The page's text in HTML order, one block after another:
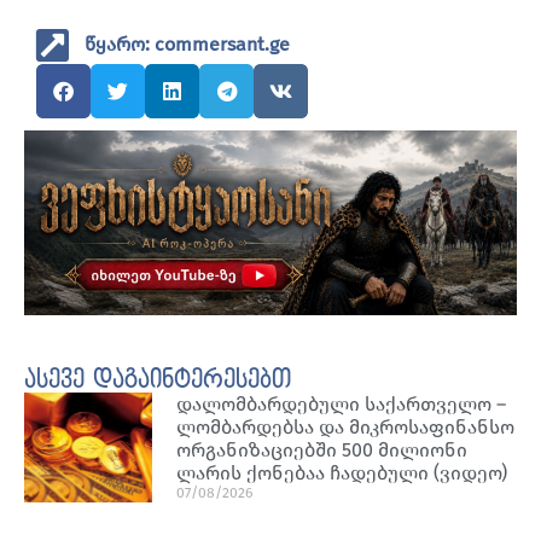
წყარო: commersant.ge
ასევე დაგაინტერესებთ
დალომბარდებული საქართველო –
ლომბარდებსა და მიკროსაფინანსო
ორგანიზაციებში 500 მილიონი
ლარის ქონებაა ჩადებული (ვიდეო)
07/08/2026